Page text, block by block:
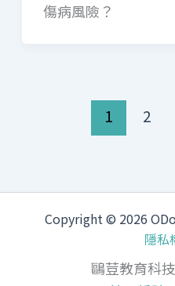
傷病風險？
1 2
Copyright © 2026
隱私
鷗荳教育科